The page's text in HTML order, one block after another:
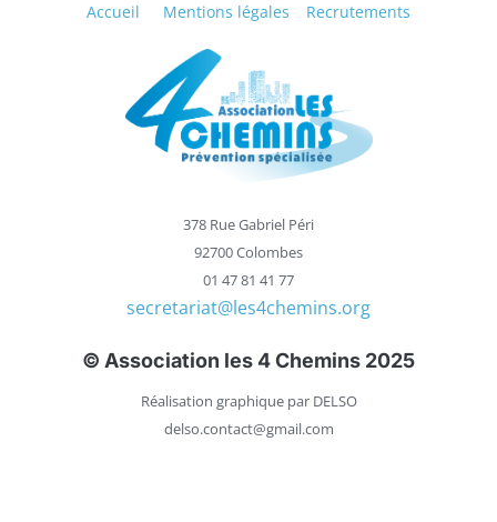
Accueil Mentions légales Recrutements
378 Rue Gabriel Péri
92700 Colombes
01 47 81 41 77
secretariat@les4chemins.org
© Association les 4 Chemins 2025
Réalisation graphique par DELSO
delso.contact@gmail.com